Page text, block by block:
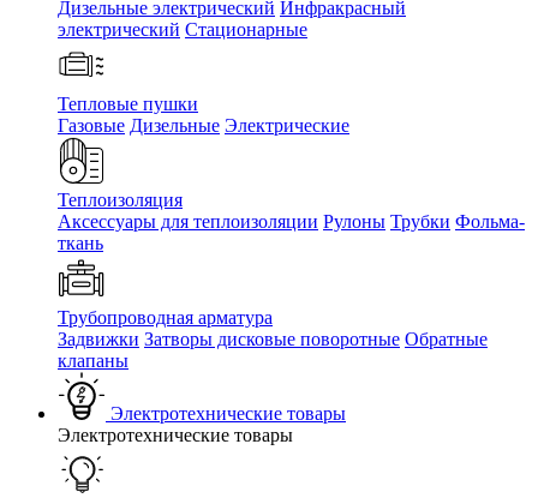
Дизельные электрический Инфракрасный
электрический Стационарные
Тепловые пушки
Газовые Дизельные Электрические
Теплоизоляция
Аксессуары для теплоизоляции Рулоны Трубки Фольма-
ткань
Трубопроводная арматура
Задвижки Затворы дисковые поворотные Обратные
клапаны
Электротехнические товары
Электротехнические товары